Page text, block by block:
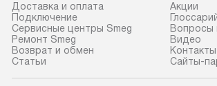
упакованный товар до подъезда.
Если вам необходимо доставить
покупку до двери вашей квартиры
или места установки, пожалуйста,
Доставка и оплата
Подключение
Сервисные центры Smeg
Ремонт Smeg
Возврат и обмен
Статьи
Акции
Вопросы
Видео
Контакты
Сайты-